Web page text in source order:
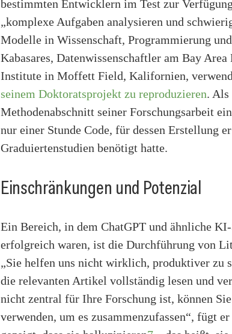
bestimmten Entwicklern im Test zur
„komplexe Aufgaben analysieren und
Modelle in Wissenschaft, Programmierung
Kabasares, Datenwissenschaftler am Bay
Institute in Moffett Field, Kalifornien,
seinem Doktoratsprojekt zu reproduzieren. Als
Methodenabschnitt seiner Forschungsarbeit
nur einer Stunde Code, für dessen Erstellung
Graduiertenstudien benötigt hatte.
Einschränkungen und Potenzial
Ein Bereich, in dem ChatGPT und ähnliche
erfolgreich waren, ist die Durchführung von
„Sie helfen uns nicht wirklich, produktiver zu
die relevanten Artikel vollständig lesen und
nicht zentral für Ihre Forschung ist, können
verwenden, um es zusammenzufassen“, fügt